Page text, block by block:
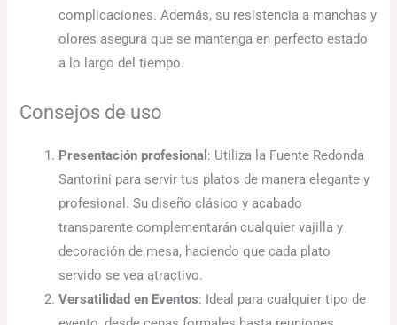
complicaciones. Además, su resistencia a manchas y
olores asegura que se mantenga en perfecto estado
a lo largo del tiempo.
Consejos de uso
Presentación profesional : Utiliza la Fuente Redonda
Santorini para servir tus platos de manera elegante y
profesional. Su diseño clásico y acabado
transparente complementarán cualquier vajilla y
decoración de mesa, haciendo que cada plato
servido se vea atractivo.
Versatilidad en Eventos: Ideal para cualquier tipo de